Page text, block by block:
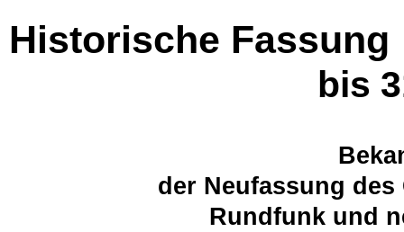
Historische Fassung
bis
der Neufassung
Rundfunk und